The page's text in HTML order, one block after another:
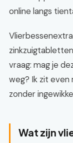
online langs
vraag: mag je
weg? Ik zit
zonder
Wat zijn